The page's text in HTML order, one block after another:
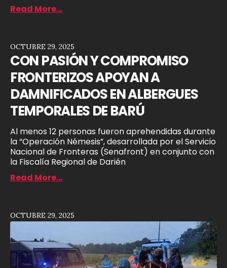
Read More...
CON PASIÓN Y COMPROMISO
FRONTERIZOS APOYAN A
DAMNIFICADOS EN ALBERGUES
TEMPORALES DE BARÚ
Al menos 12 personas fueron aprehendidas durante
la “Operación Némesis”, desarrollada por el Servicio
Nacional de Fronteras (Senafront) en conjunto con
la Fiscalía Regional de Darién
OCTUBRE 29, 2025
Read More...
OCTUBRE 29, 2025